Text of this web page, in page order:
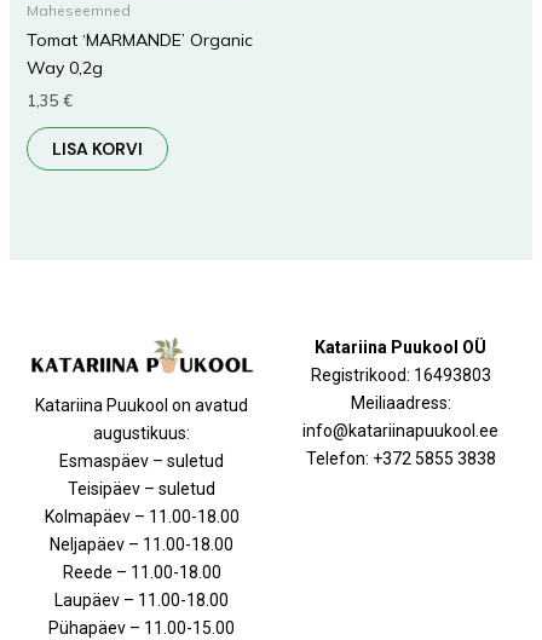
Maheseemned
Tomat ‘MARMANDE’ Organic
Way 0,2g
1,35 €
LISA KORVI
Katariina Puukool on avatud
augustikuus:
Esmaspäev – suletud
Teisipäev – suletud
Kolmapäev – 11.00-18.00
Neljapäev – 11.00-18.00
Reede – 11.00-18.00
Laupäev – 11.00-18.00
Pühapäev – 11.00-15.00
Katariina Puukool OÜ
Registrikood: 16493803
Meiliaadress:
info@katariinapuukool.ee
Telefon: +372 5855 3838